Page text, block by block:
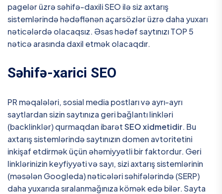
pagelər üzrə səhifə-daxili SEO ilə siz axtarış
sistemlərində hədəflənən açarsözlər üzrə daha yuxarı
nəticələrdə olacaqsız. Əsas hədəf saytınızı TOP 5
nəticə arasında daxil etmək olacaqdır.
Səhifə-xarici SEO
PR məqalələri, sosial media postları və ayrı-ayrı
saytlardan sizin saytınıza geri bağlantı linkləri
(backlinklər) qurmaqdan ibarətSEO xidmetidir. Bu
axtarış sistemlərində saytınızın domen avtoritetini
inkişaf etdirmək üçün əhəmiyyətli bir faktordur. Geri
linklərinizin keyfiyyəti və sayı, sizi axtarış sistemlərinin
(məsələn Googleda) nəticələri səhifələrində (SERP)
daha yuxarıda sıralanmağınıza kömək edə bilər. Sayta